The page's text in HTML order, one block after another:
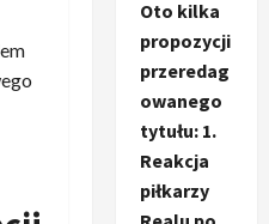
Oto kilka
propozycji
przeredag
owanego
tytułu: 1.
Reakcja
piłkarzy